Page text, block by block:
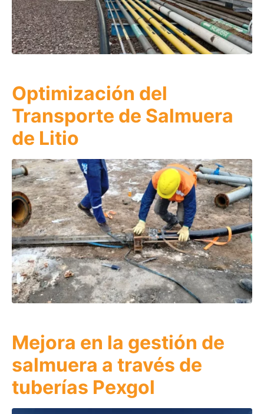
Optimización del
Transporte de Salmuera
de Litio
Mejora en la gestión de
salmuera a través de
tuberías Pexgol